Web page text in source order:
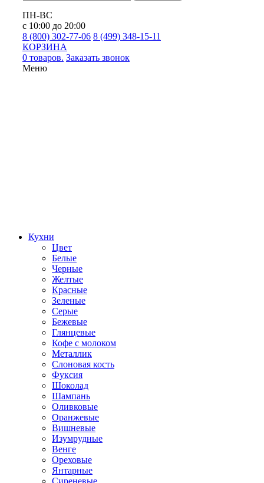
ПН-ВС
с 10:00 до 20:00
8 (800) 302-77-06 8 (499) 348-15-11
КОРЗИНА
0 товаров. Заказать звонок
Меню
Кухни
Цвет
Белые
Черные
Желтые
Красные
Зеленые
Серые
Бежевые
Глянцевые
Кофе с молоком
Металлик
Слоновая кость
Фуксия
Шоколад
Шампань
Оливковые
Оранжевые
Вишневые
Изумрудные
Венге
Ореховые
Янтарные
Сиреневые